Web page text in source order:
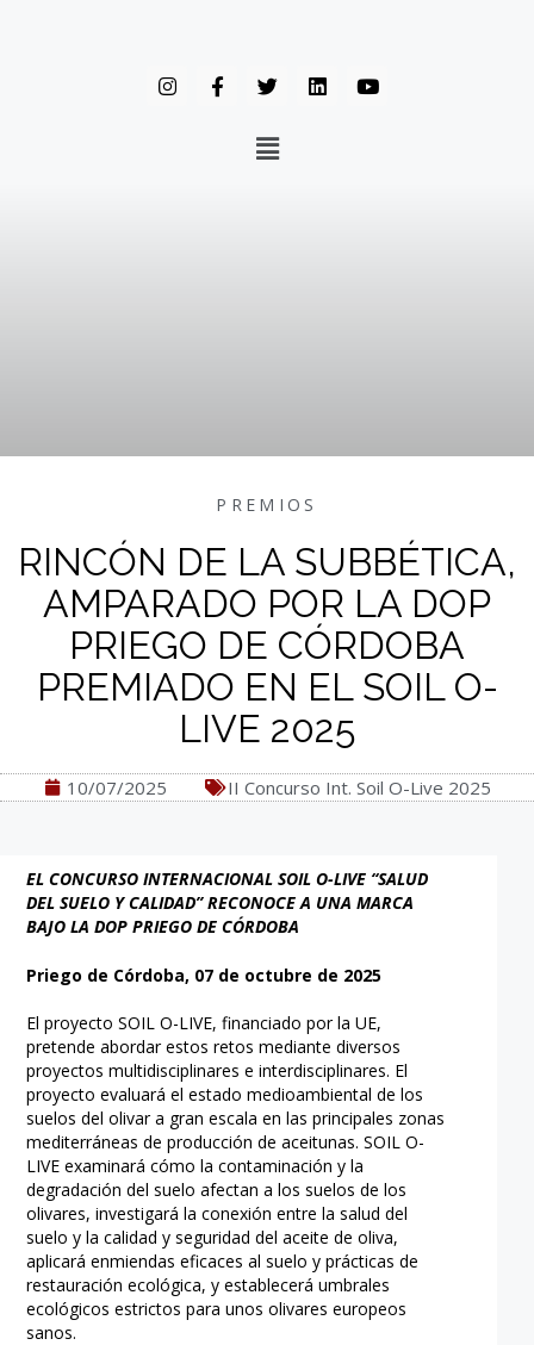
PREMIOS
RINCÓN DE LA SUBBÉTICA,
AMPARADO POR LA DOP
PRIEGO DE CÓRDOBA
PREMIADO EN EL SOIL O-
LIVE 2025
10/07/2025 II Concurso Int. Soil O-Live 2025
EL CONCURSO INTERNACIONAL SOIL O-LIVE “SALUD
DEL SUELO Y CALIDAD” RECONOCE A UNA MARCA
BAJO LA DOP PRIEGO DE CÓRDOBA
Priego de Córdoba, 07 de octubre de 2025
El proyecto SOIL O-LIVE, financiado por la UE,
pretende abordar estos retos mediante diversos
proyectos multidisciplinares e interdisciplinares. El
proyecto evaluará el estado medioambiental de los
suelos del olivar a gran escala en las principales zonas
mediterráneas de producción de aceitunas. SOIL O-
LIVE examinará cómo la contaminación y la
degradación del suelo afectan a los suelos de los
olivares, investigará la conexión entre la salud del
suelo y la calidad y seguridad del aceite de oliva,
aplicará enmiendas eficaces al suelo y prácticas de
restauración ecológica, y establecerá umbrales
ecológicos estrictos para unos olivares europeos
sanos.